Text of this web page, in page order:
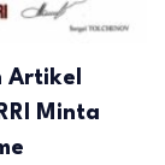
Artikel
Minta